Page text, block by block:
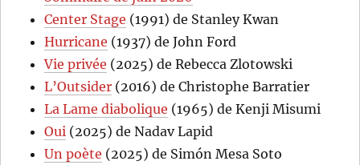
Center Stage (1991) de Stanley Kwan
Hurricane (1937) de John Ford
Vie privée (2025) de Rebecca Zlotowski
L’Outsider (2016) de Christophe Barratier
La Lame diabolique (1965) de Kenji Misumi
Oui (2025) de Nadav Lapid
Un poète (2025) de Simón Mesa Soto